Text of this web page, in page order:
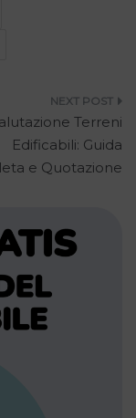
Terreni
Edificabili: Guida
e Quotazione